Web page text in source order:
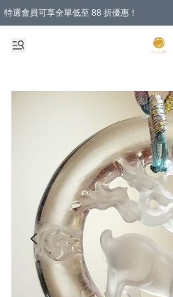
特選會員可享全單低至 88 折優惠！
購物滿 HKD 1000.00即享免運費優惠！（適